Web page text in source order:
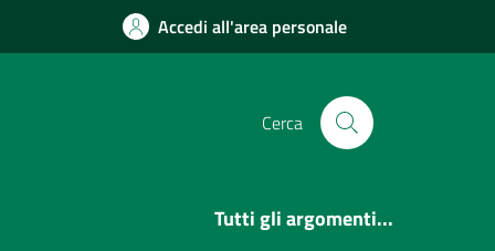
Accedi all'area personale
Cerca
Tutti gli argomenti...